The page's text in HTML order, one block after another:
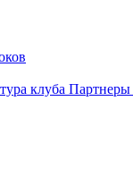
клуба Партнеры